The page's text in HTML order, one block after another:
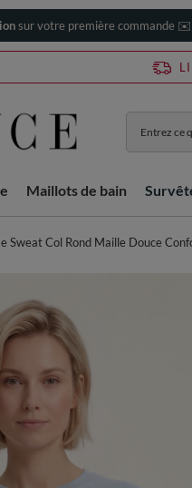
sur votre première commande ✉️
Maillots de bain
Sweat Col Rond Maille Douce